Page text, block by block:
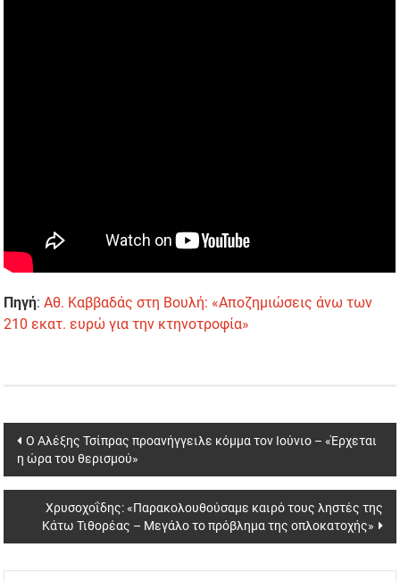
Πηγή:Αθ. Καββαδάς στη Βουλή: «Αποζημιώσεις άνω των
210 εκατ. ευρώ για την κτηνοτροφία»
Post
navigation
Ο Αλέξης Τσίπρας προανήγγειλε κόμμα τον Ιούνιο – «Έρχεται
η ώρα του θερισμού»
Χρυσοχοΐδης: «Παρακολουθούσαμε καιρό τους ληστές της
Κάτω Τιθορέας – Μεγάλο το πρόβλημα της οπλοκατοχής»